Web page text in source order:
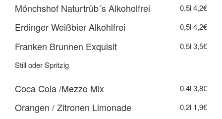
Mönchshof Naturtrüb´s Alkoholfrei 0,5l4,2€
Erdinger Weißbier Alkohlfrei 0,5l4,2€
Franken Brunnen Exquisit 0,5l3,5€
Still oder Spritzig
Coca Cola /Mezzo Mix 0,4l3,8€
Orangen / Zitronen Limonade 0,2l 1,9€